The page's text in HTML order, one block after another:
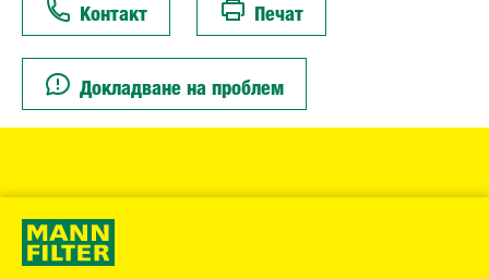
Контакт Печат
Докладване на проблем